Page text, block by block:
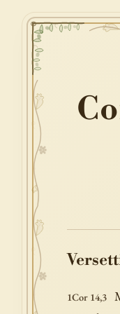
1Cor 14,3